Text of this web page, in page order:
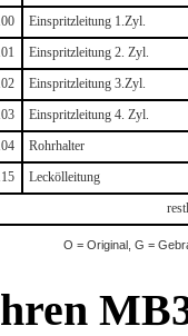
Einspritzleitung 1.Zyl.
Einspritzleitung 2. Zyl.
Einspritzleitung 3.Zyl.
Einspritzleitung 4. Zyl.
Rohrhalter
Leckölleitung
O = Original, G =